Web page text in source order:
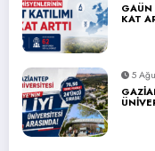
GAÜN
KAT
5